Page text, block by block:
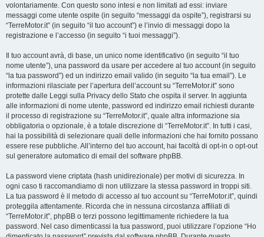
volontariamente. Con questo sono intesi e non limitati ad essi: inviare
messaggi come utente ospite (in seguito “messaggi da ospite”), registrarsi su
“TerreMotor.it” (in seguito “il tuo account”) e l’invio di messaggi dopo la
registrazione e l’accesso (in seguito “i tuoi messaggi”).
Il tuo account avrà, di base, un unico nome identificativo (in seguito “il tuo
nome utente”), una password da usare per accedere al tuo account (in seguito
“la tua password”) ed un indirizzo email valido (in seguito “la tua email”). Le
informazioni rilasciate per l’apertura dell’account su “TerreMotor.it” sono
protette dalle Leggi sulla Privacy dello Stato che ospita il server. In aggiunta
alle informazioni di nome utente, password ed indirizzo email richiesti durante
il processo di registrazione su “TerreMotor.it”, quale altra informazione sia
obbligatoria o opzionale, è a totale discrezione di “TerreMotor.it”. In tutti i casi,
hai la possibilità di selezionare quali delle informazioni che hai fornito possano
essere rese pubbliche. All’interno del tuo account, hai facoltà di opt-in o opt-out
sul generatore automatico di email del software phpBB.
La password viene criptata (hash unidirezionale) per motivi di sicurezza. In
ogni caso ti raccomandiamo di non utilizzare la stessa password in troppi siti.
La tua password è il metodo di accesso al tuo account su “TerreMotor.it”, quindi
proteggila attentamente. Ricorda che in nessuna circostanza affiliati di
“TerreMotor.it”, phpBB o terzi possono legittimamente richiedere la tua
password. Nel caso dimenticassi la tua password, puoi utilizzare l’opzione “Ho